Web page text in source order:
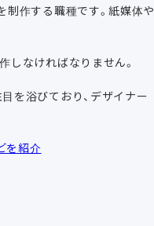
制作する職種です。紙媒体や
しなければなりません。
を浴びており、デザイナー
を紹介